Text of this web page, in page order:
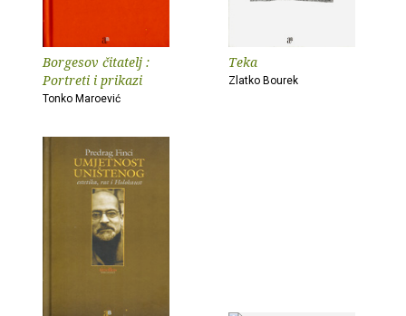
Borgesov čitatelj :
Portreti i prikazi
Tonko Maroević
Teka
Zlatko Bourek